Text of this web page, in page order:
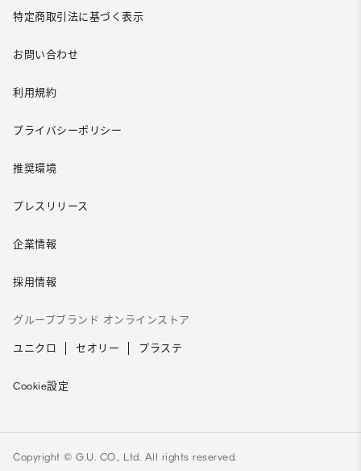
特定商取引法に基づく表示
お問い合わせ
利用規約
プライバシーポリシー
推奨環境
プレスリリース
企業情報
採用情報
グループブランド オンラインストア
ユニクロ セオリー プラステ
Cookie設定
Copyright © G.U. CO., Ltd. All rights reserved.